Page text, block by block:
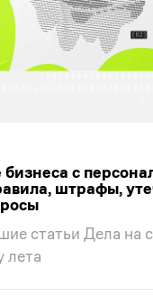
бизнеса с
штрафы,
статьи Дела на
лета